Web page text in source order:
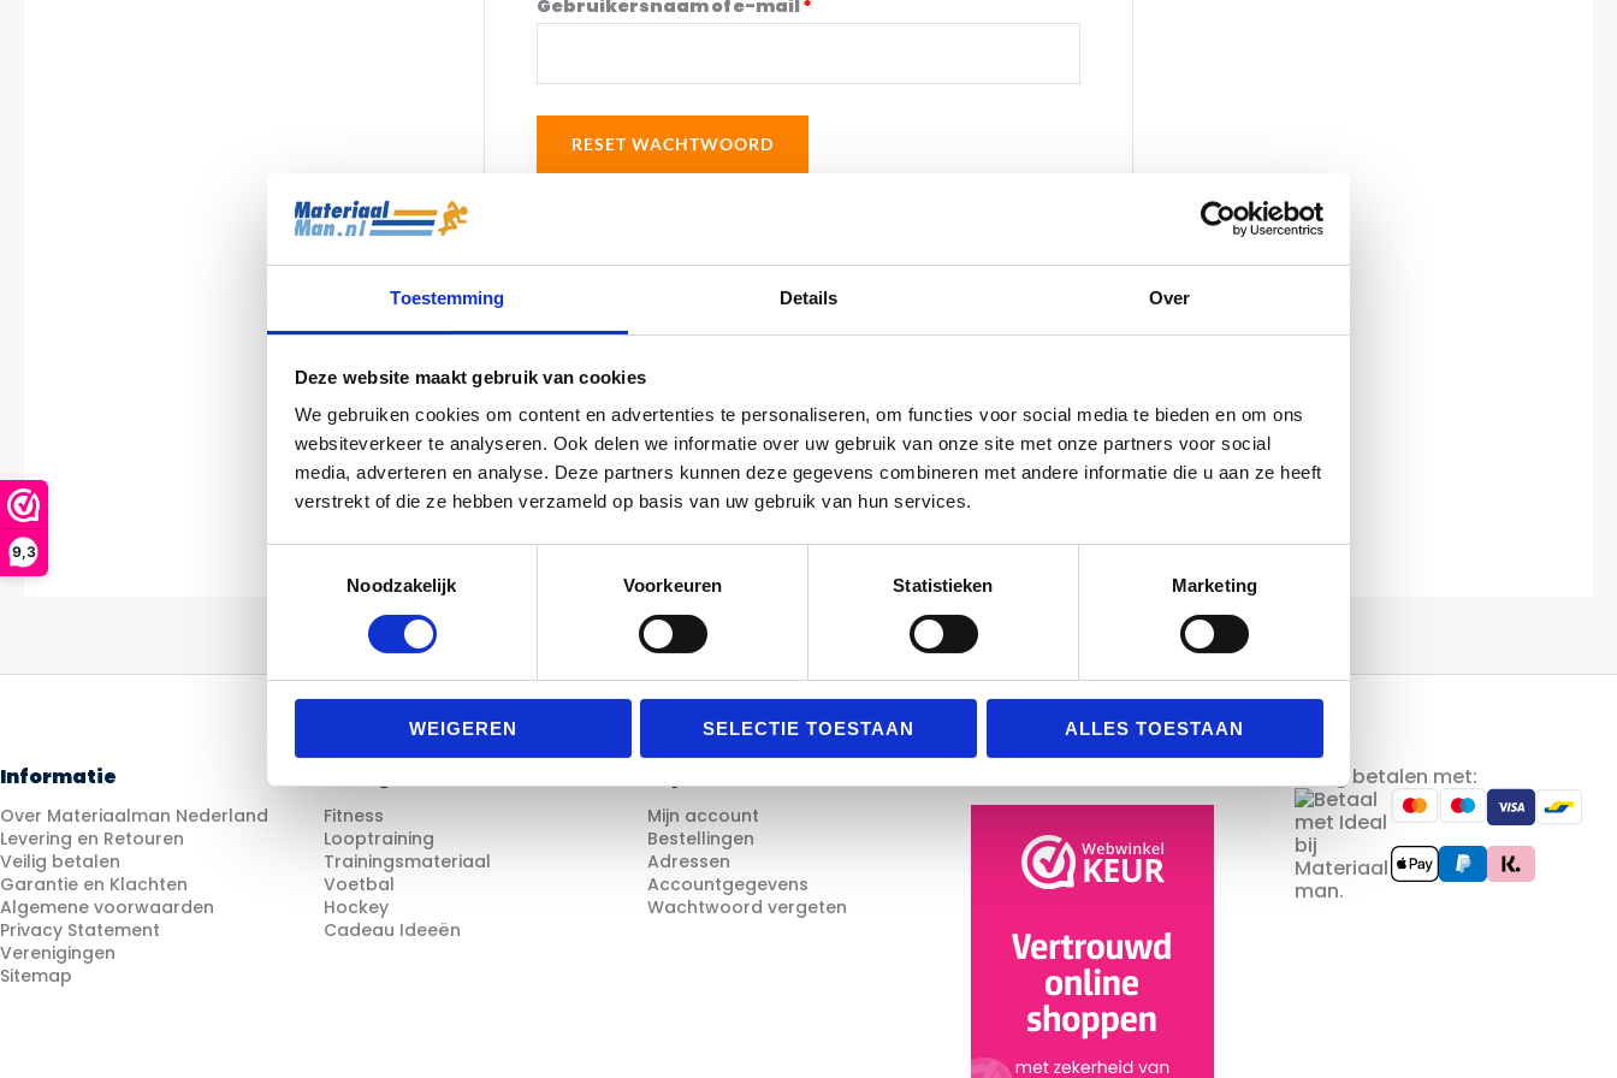
9,3
Toestemming Details Over
Deze website maakt gebruik van cookies
We gebruiken cookies om content en advertenties te personaliseren, om functies voor social media te bieden en om ons
websiteverkeer te analyseren. Ook delen we informatie over uw gebruik van onze site met onze partners voor social
media, adverteren en analyse. Deze partners kunnen deze gegevens combineren met andere informatie die u aan ze heeft
verstrekt of die ze hebben verzameld op basis van uw gebruik van hun services.
Noodzakelijk
Voorkeuren Statistieken Marketing
WEIGEREN SELECTIE TOESTAAN ALLES TOESTAAN
Gebruikersnaam of e-mail*
RESET WACHTWOORD
Informatie
Over Materiaalman Nederland
Levering en Retouren
Veilig betalen
Garantie en Klachten
Algemene voorwaarden
Privacy Statement
Verenigingen
Sitemap
Fitness
Looptraining
Trainingsmateriaal
Voetbal
Hockey
Cadeau Ideeën
Mijn account
Bestellingen
Adressen
Accountgegevens
Wachtwoord vergeten
Veilig betalen met: